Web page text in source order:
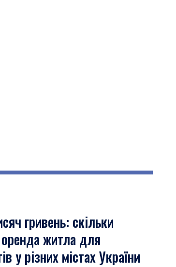
гривень: скільки
житла для
у різних містах України